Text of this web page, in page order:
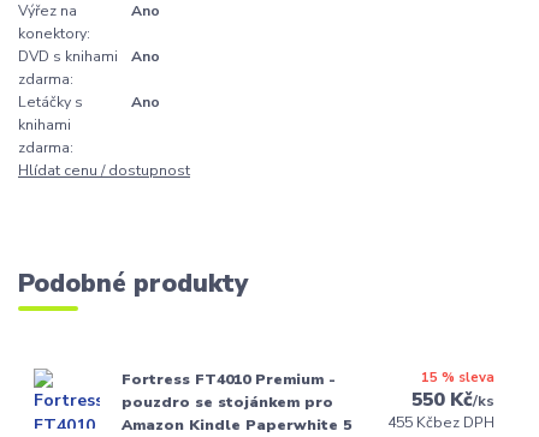
Výřez na
konektory:
Ano
DVD s knihami
zdarma:
Ano
Letáčky s
knihami
zdarma:
Ano
Hlídat cenu / dostupnost
Podobné produkty
Fortress FT4010 Premium -
pouzdro se stojánkem pro
Amazon Kindle Paperwhite 5
15 % sleva
550 Kč/ks
455 Kčbez DPH